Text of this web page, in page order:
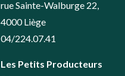
rue Sainte-Walburge 22,
4000 Liège
04/224.07.41
Les Petits Producteurs